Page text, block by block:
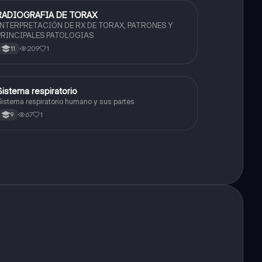
Biologia DE TORAX
DE RX DE TORAX, PATRONES Y
PATOLOGIAS
11 209 1
Biologia respiratorio
respiratorio humano y sus partes
9 67 1